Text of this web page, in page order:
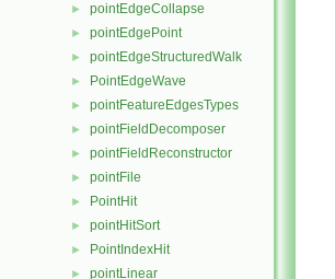
► pointEdgeCollapse
► pointEdgePoint
► pointEdgeStructuredWalk
► PointEdgeWave
► pointFeatureEdgesTypes
► pointFieldDecomposer
► pointFieldReconstructor
► pointFile
► PointHit
► pointHitSort
► PointIndexHit
► pointLinear